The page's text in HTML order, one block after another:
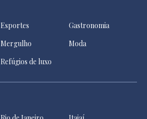
Esportes
Gastronomia
Mergulho
Moda
Refúgios de luxo